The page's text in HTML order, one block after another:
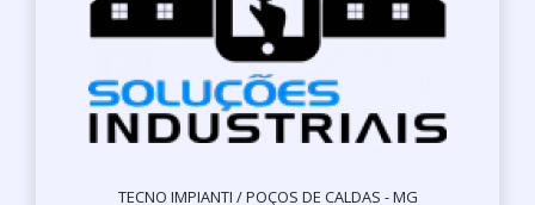
TECNO IMPIANTI / POÇOS DE CALDAS - MG